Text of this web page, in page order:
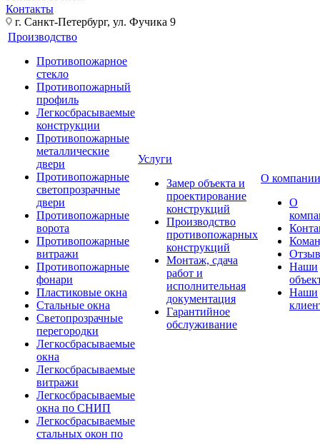
Контакты
г. Санкт-Петербург, ул. Фучика 9
Производство
Противопожарное
стекло
Противопожарный
профиль
Легкосбрасываемые
конструкции
Противопожарные
металлические
двери
Противопожарные
светопрозрачные
двери
Противопожарные
ворота
Противопожарные
витражи
Противопожарные
фонари
Пластиковые окна
Стальные окна
Светопрозрачные
перегородки
Легкосбрасываемые
окна
Легкосбрасываемые
витражи
Легкосбрасываемые
окна по СНИП
Легкосбрасываемые
стальных окон по
Услуги
Замер объекта и
проектирование
конструкций
Производство
противопожарных
конструкций
Монтаж, сдача
работ и
исполнительная
документация
Гарантийное
обслуживание
О компании
О
Наши
Наши